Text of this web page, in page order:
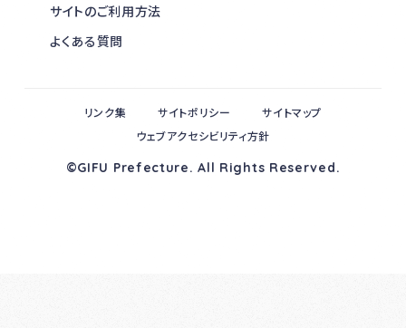
サイトのご利用方法
よくある質問
©GIFU Prefecture. All Rights Reserved.
リンク集 サイトポリシー
サイトマップ
ウェブアクセシビリティ方針